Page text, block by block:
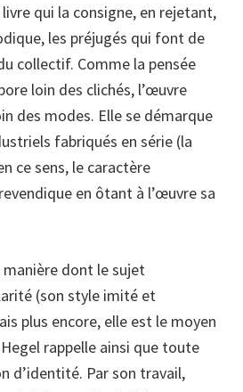
qui la consigne, en rejetant,
les préjugés qui font de
collectif. Comme la pensée
loin des clichés, l’œuvre
des modes. Elle se démarque
fabriqués en série (la
ce sens, le caractère
en ôtant à l’œuvre sa
manière dont le sujet
(son style imité et
plus encore, elle est le moyen
rappelle ainsi que toute
d’identité. Par son travail,